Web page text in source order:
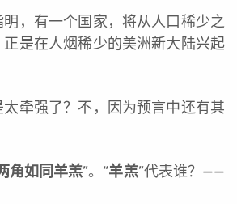
，有一个国家，将从人口稀少之
是在人烟稀少的美洲新大陆兴起
牵强了？不，因为预言中还有其
角如同羊羔”。“羊羔”代表谁？——